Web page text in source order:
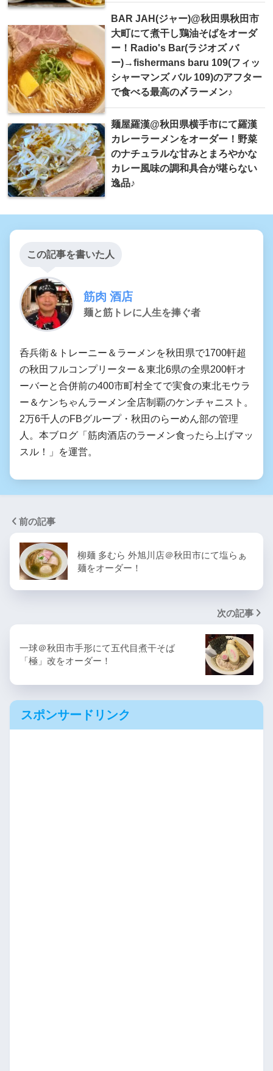
BAR JAH(ジャー)@秋田県秋田市
大町にて煮干し鶏油そばをオーダ
ー！Radio's Bar(ラジオズ バ
ー)→fishermans baru 109(フィッ
シャーマンズ バル 109)のアフター
で食べる最高の〆ラーメン♪
麺屋羅漢@秋田県横手市にて羅漢
カレーラーメンをオーダー！野菜
のナチュラルな甘みとまろやかな
カレー風味の調和具合が堪らない
逸品♪
この記事を書いた人
筋肉 酒店
麺と筋トレに人生を捧ぐ者
呑兵衛＆トレーニー＆ラーメンを秋田県で1700軒超
の秋田フルコンプリーター＆東北6県の全県200軒オ
ーバーと合併前の400市町村全てで実食の東北モウラ
ー＆ケンちゃんラーメン全店制覇のケンチャニスト。
2万6千人のFBグループ・秋田のらーめん部の管理
人。本ブログ「筋肉酒店のラーメン食ったら上げマッ
スル！」を運営。
前の記事
柳麺 多むら 外旭川店＠秋田市にて塩らぁ
麺をオーダー！
次の記事
一球＠秋田市手形にて五代目煮干そば
「極」改をオーダー！
スポンサードリンク